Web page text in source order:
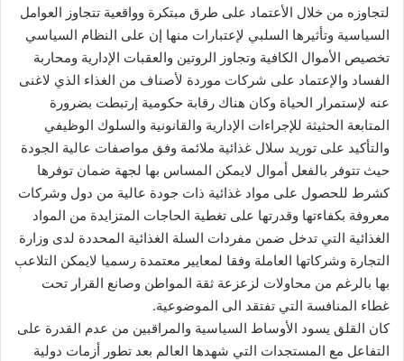
لتجاوزه من خلال الأعتماد على طرق مبتكرة وواقعية تتجاوز العوامل
السياسية وتأثيرها السلبي لإعتبارات منها إن على النظام السياسي
تخصيص الأموال الكافية وتجاوز الروتين والعقبات الإدارية ومحاربة
الفساد والإعتماد على شركات موردة لأصناف من الغذاء الذي لاغنى
عنه لإستمرار الحياة وكان هناك رقابة حكومية إرتبطت بضرورة
المتابعة الحثيثة للإجراءات الإدارية والقانونية والسلوك الوظيفي
والتأكيد على توريد سلال غذائية ملائمة وفق مواصفات عالية الجودة
حيث تتوفر بالفعل أموال لايمكن المساس بها لجهة ضمان توفرها
كشرط للحصول على مواد غذائية ذات جودة عالية من دول وشركات
معروفة بكفاءتها وقدرتها على تغطية الحاجات المتزايدة من المواد
الغذائية التي تدخل ضمن مفردات السلة الغذائية المحددة لدى وزارة
التجارة وشركاتها العاملة وفقا لمعايير معتمدة رسميا لايمكن التلاعب
بها بالرغم من محاولات لزعزعة ثقة المواطن وصانع القرار تحت
غطاء المنافسة التي تفتقد الى الموضوعية.
كان القلق يسود الأوساط السياسية والمراقبين من عدم القدرة على
التفاعل مع المستجدات التي شهدها العالم بعد تطور أزمات دولية